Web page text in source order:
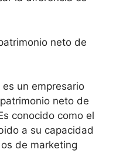
neto de
es un empresario
neto de
conocido como el
a su capacidad
de marketing